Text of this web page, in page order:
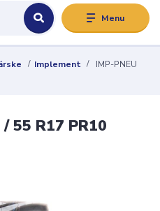
Menu
Implement
IMP-PNEU
55 R17 PR10